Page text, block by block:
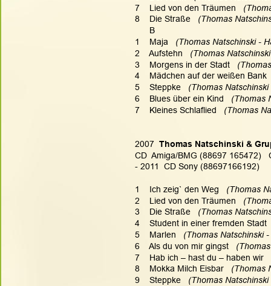
7    Lied von den Träumen
8    Die Straße (Thomas
      B
1    Maja
(Thomas Natschinski -
2    Aufstehn
(Thomas
3    Morgens in der Stadt
4    Mädchen auf der weißen Bank
5    Steppke
(Thomas Natschinski
6    Blues über ein Kind
(Thomas
7    Kleines Schlaflied
(Thomas
2007
Thomas Natschinski &
CD  Amiga/BMG (88697 165472)
- 2011  CD Sony (88697166192)
1    Ich zeig` den Weg
(Thomas
2    Lied von den Träumen
3    Die Straße (Thomas
4    Student in einer fremden Stadt
5    Marlen
(Thomas Natschinski
6    Als du von mir gingst
7    Hab ich – hast du – haben wir
8    Mokka Milch Eisbar (Thomas
9    Steppke (Thomas